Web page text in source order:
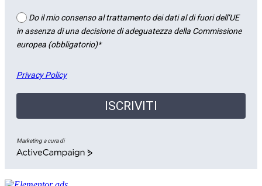
Do il mio consenso al trattamento dei dati al di fuori dell’UE
in assenza di una decisione di adeguatezza della Commissione
europea (obbligatorio)*
Privacy Policy
ISCRIVITI
Marketing a cura di
ActiveCampaign